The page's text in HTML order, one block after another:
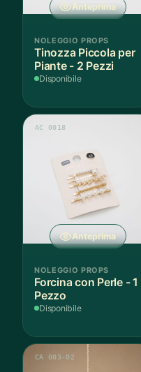
Anteprima
NOLEGGIO PROPS
Tinozza Piccola per
Piante - 2 Pezzi
Disponibile
Anteprima
AC 0018
NOLEGGIO PROPS
Forcina con Perle - 1
Pezzo
Disponibile
CA 003-02